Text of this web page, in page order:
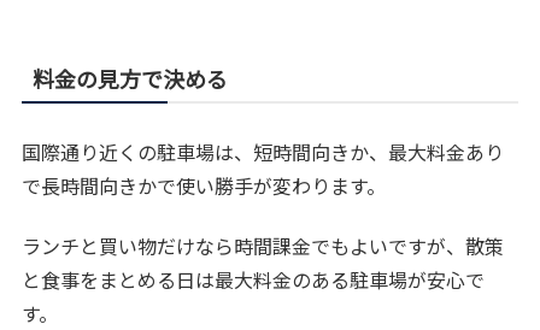
料金の見方で決める
国際通り近くの駐車場は、短時間向きか、最大料金あり
で長時間向きかで使い勝手が変わります。
ランチと買い物だけなら時間課金でもよいですが、散策
と食事をまとめる日は最大料金のある駐車場が安心で
す。